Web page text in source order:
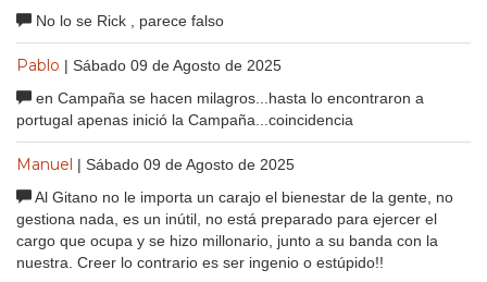
No lo se Rick , parece falso
Pablo | Sábado 09 de Agosto de 2025
en Campaña se hacen milagros...hasta lo encontraron a
portugal apenas inició la Campaña...coincidencia
Manuel | Sábado 09 de Agosto de 2025
Al Gitano no le importa un carajo el bienestar de la gente, no
gestiona nada, es un inútil, no está preparado para ejercer el
cargo que ocupa y se hizo millonario, junto a su banda con la
nuestra. Creer lo contrario es ser ingenio o estúpido!!